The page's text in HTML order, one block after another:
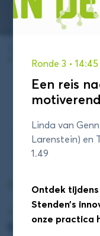
practica (Zaal 1.49)
Sessieronde 1
DAS Conferentie
Duurzaamheid!
Ronde 3 • 14:45
Een reis
Linda van
Larenstein) en
1.49
Ontdek tijdens
Stenden’s
onze practica